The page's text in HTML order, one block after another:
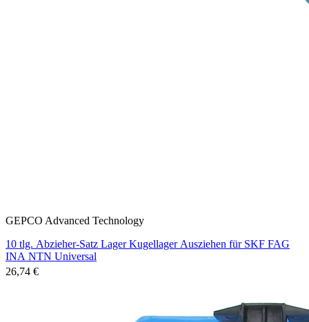
GEPCO Advanced Technology
10 tlg. Abzieher-Satz Lager Kugellager Ausziehen für SKF FAG
INA NTN Universal
26,74 €